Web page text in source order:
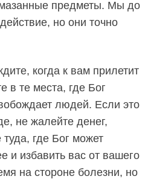
предметы. Мы до
но они точно
когда к вам прилетит
в те места, где Бог
людей. Если это
не жалейте денег,
где Бог может
и избавить вас от вашего
на стороне болезни, но